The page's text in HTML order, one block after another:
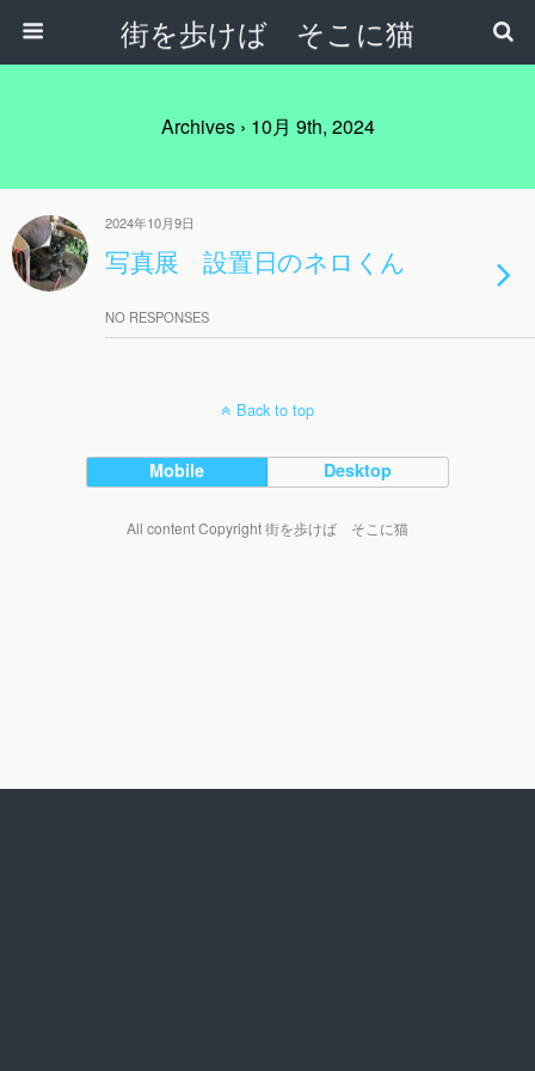
街を歩けば そこに猫
Archives › 10月 9th, 2024
2024年10月9日
写真展 設置日のネロくん
NO RESPONSES
Back to top
Mobile Desktop
All content Copyright 街を歩けば そこに猫